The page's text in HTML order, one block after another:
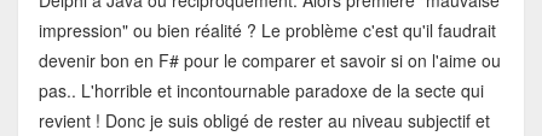
impression" ou bien réalité ? Le problème c'est qu'il faudrait
devenir bon en F# pour le comparer et savoir si on l'aime ou
pas.. L'horrible et incontournable paradoxe de la secte qui
revient ! Donc je suis obligé de rester au niveau subjectif et